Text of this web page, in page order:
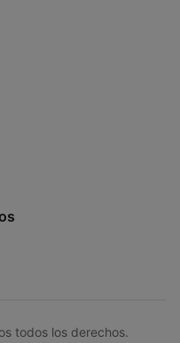
todos los derechos.